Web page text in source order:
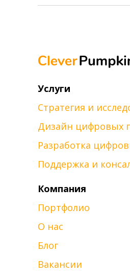
Услуги
Дизайн цифровых
Стратегия и
Поддержка и
Разработка
Компания
Портфолио
О нас
Блог
Вакансии